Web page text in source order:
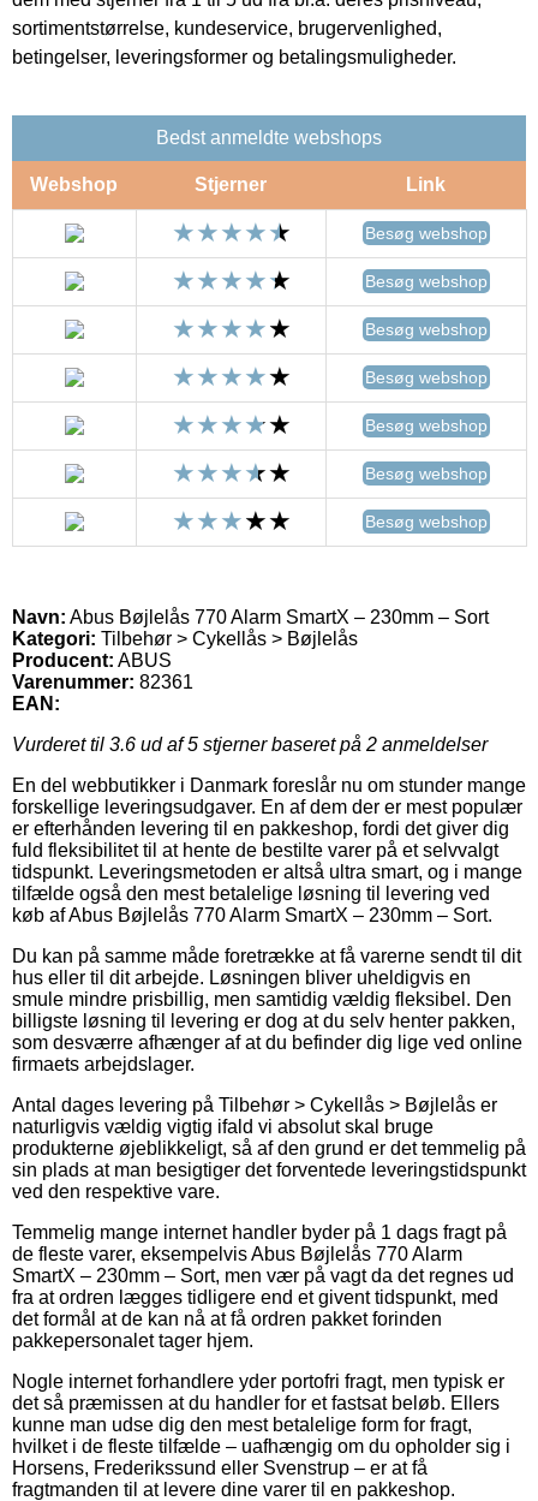
sortimentstørrelse, kundeservice, brugervenlighed,
betingelser, leveringsformer og betalingsmuligheder.
Bedst anmeldte webshops
Webshop Stjerner Link
Besøg webshop
Besøg webshop
Besøg webshop
Besøg webshop
Besøg webshop
Besøg webshop
Besøg webshop
Navn: Abus Bøjlelås 770 Alarm SmartX – 230mm – Sort
Kategori: Tilbehør > Cykellås > Bøjlelås
Producent: ABUS
Varenummer: 82361
EAN:
Vurderet til 3.6 ud af 5 stjerner baseret på 2 anmeldelser
En del webbutikker i Danmark foreslår nu om stunder mange
forskellige leveringsudgaver. En af dem der er mest populær
er efterhånden levering til en pakkeshop, fordi det giver dig
fuld fleksibilitet til at hente de bestilte varer på et selvvalgt
tidspunkt. Leveringsmetoden er altså ultra smart, og i mange
tilfælde også den mest betalelige løsning til levering ved
køb af Abus Bøjlelås 770 Alarm SmartX – 230mm – Sort.
Du kan på samme måde foretrække at få varerne sendt til dit
hus eller til dit arbejde. Løsningen bliver uheldigvis en
smule mindre prisbillig, men samtidig vældig fleksibel. Den
billigste løsning til levering er dog at du selv henter pakken,
som desværre afhænger af at du befinder dig lige ved online
firmaets arbejdslager.
Antal dages levering på Tilbehør > Cykellås > Bøjlelås er
naturligvis vældig vigtig ifald vi absolut skal bruge
produkterne øjeblikkeligt, så af den grund er det temmelig på
sin plads at man besigtiger det forventede leveringstidspunkt
ved den respektive vare.
Temmelig mange internet handler byder på 1 dags fragt på
de fleste varer, eksempelvis Abus Bøjlelås 770 Alarm
SmartX – 230mm – Sort, men vær på vagt da det regnes ud
fra at ordren lægges tidligere end et givent tidspunkt, med
det formål at de kan nå at få ordren pakket forinden
pakkepersonalet tager hjem.
Nogle internet forhandlere yder portofri fragt, men typisk er
det så præmissen at du handler for et fastsat beløb. Ellers
kunne man udse dig den mest betalelige form for fragt,
hvilket i de fleste tilfælde – uafhængig om du opholder sig i
Horsens, Frederikssund eller Svenstrup – er at få
fragtmanden til at levere dine varer til en pakkeshop.